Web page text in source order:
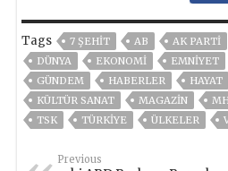
Tags 7 ŞEHIT AB AK PARTİ
DÜNYA
EKONOMİ EMNİYET
GÜNDEM
HABERLER HAYAT
KÜLTÜR SANAT
MAGAZİN
TSK
TÜRKİYE ÜLKELER
Previous